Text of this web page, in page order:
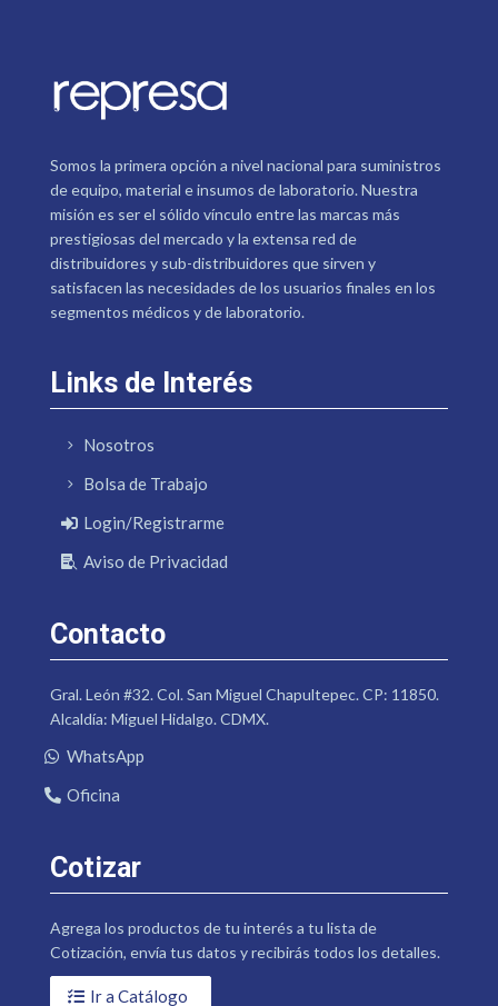
Somos la primera opción a nivel nacional para suministros
de equipo, material e insumos de laboratorio. Nuestra
misión es ser el sólido vínculo entre las marcas más
prestigiosas del mercado y la extensa red de
distribuidores y sub-distribuidores que sirven y
satisfacen las necesidades de los usuarios finales en los
segmentos médicos y de laboratorio.
Links de Interés
Nosotros
Bolsa de Trabajo
Login/Registrarme
Aviso de Privacidad
Contacto
Gral. León #32. Col. San Miguel Chapultepec. CP: 11850.
Alcaldía: Miguel Hidalgo. CDMX.
WhatsApp
Oficina
Cotizar
Agrega los productos de tu interés a tu lista de
Cotización, envía tus datos y recibirás todos los detalles.
Ir a Catálogo